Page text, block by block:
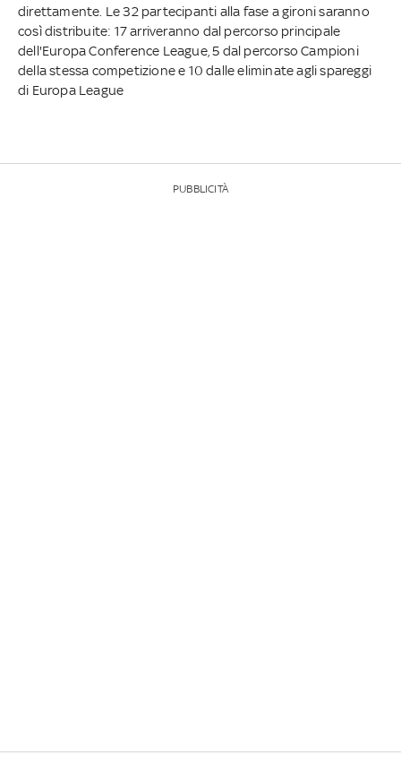
direttamente. Le 32 partecipanti alla fase a gironi saranno
così distribuite: 17 arriveranno dal percorso principale
dell'Europa Conference League, 5 dal percorso Campioni
della stessa competizione e 10 dalle eliminate agli spareggi
di Europa League
PUBBLICITÀ